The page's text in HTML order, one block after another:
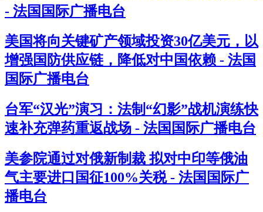
- 法国国际广播电台
美国将向关键矿产领域投资30亿美元，以
增强国防供应链，降低对中国依赖 - 法国
国际广播电台
台军“汉光”演习：法制“幻影”战机演练快
速补充弹药重返战场 - 法国国际广播电台
美参院通过对俄新制裁 拟对中印等俄油
气主要进口国征100%关税 - 法国国际广
播电台